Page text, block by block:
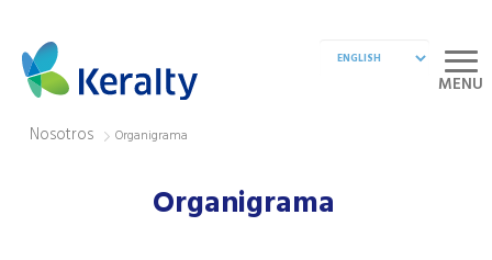
MENU
Nosotros
Organigrama
Organigrama